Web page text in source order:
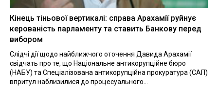
Кінець тіньової вертикалі: справа Арахамії руйнує
керованість парламенту та ставить Банкову перед
вибором
Слідчі дії щодо найближчого оточення Давида Арахамії
свідчать про те, що Національне антикорупційне бюро
(НАБУ) та Спеціалізована антикорупційна прокуратура (САП)
впритул наблизилися до процесуального...